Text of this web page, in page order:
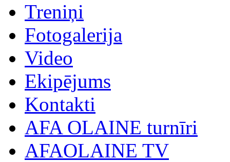
Treniņi
Fotogalerija
Video
Ekipējums
Kontakti
AFA OLAINE turnīri
AFAOLAINE TV